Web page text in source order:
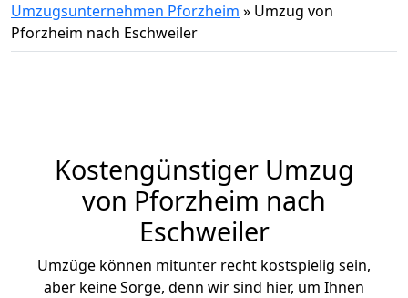
Umzugsunternehmen Pforzheim » Umzug von
Pforzheim nach Eschweiler
Kostengünstiger Umzug
von Pforzheim nach
Eschweiler
Umzüge können mitunter recht kostspielig sein,
aber keine Sorge, denn wir sind hier, um Ihnen